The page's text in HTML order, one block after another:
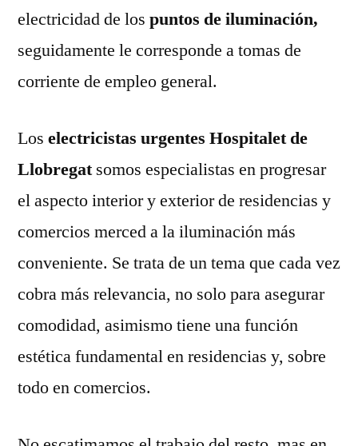
electricidad de los puntos de iluminación,
seguidamente le corresponde a tomas de
corriente de empleo general.
Los electricistas urgentes Hospitalet de
Llobregatsomos especialistas en progresar
el aspecto interior y exterior de residencias y
comercios merced a la iluminación más
conveniente. Se trata de un tema que cada vez
cobra más relevancia, no solo para asegurar
comodidad, asimismo tiene una función
estética fundamental en residencias y, sobre
todo en comercios.